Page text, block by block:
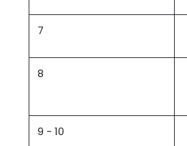
7
8
9 - 10